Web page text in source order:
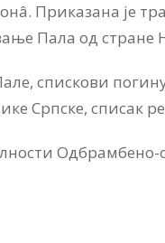
Приказана је
Пала од стране
спискови
Српске, списак
Одбрамбено-